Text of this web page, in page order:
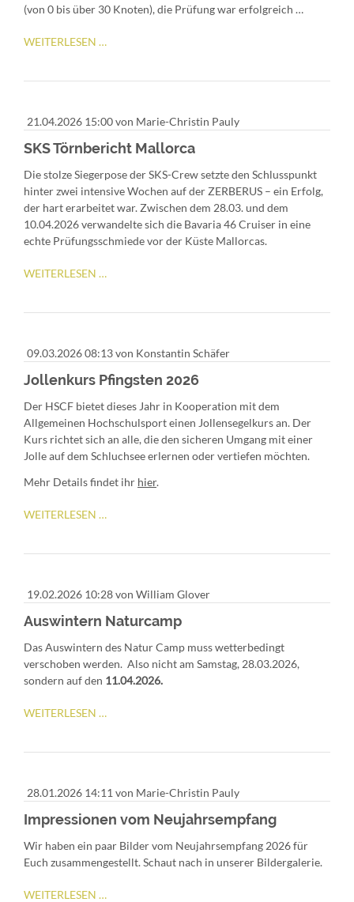
(von 0 bis über 30 Knoten), die Prüfung war erfolgreich …
WEITERLESEN …
21.04.2026 15:00von Marie-Christin Pauly
SKS Törnbericht Mallorca
Die stolze Siegerpose der SKS-Crew setzte den Schlusspunkt
hinter zwei intensive Wochen auf der ZERBERUS – ein Erfolg,
der hart erarbeitet war. Zwischen dem 28.03. und dem
10.04.2026 verwandelte sich die Bavaria 46 Cruiser in eine
echte Prüfungsschmiede vor der Küste Mallorcas.
WEITERLESEN …
09.03.2026 08:13von Konstantin Schäfer
Jollenkurs Pfingsten 2026
Der HSCF bietet dieses Jahr in Kooperation mit dem
Allgemeinen Hochschulsport einen Jollensegelkurs an. Der
Kurs richtet sich an alle, die den sicheren Umgang mit einer
Jolle auf dem Schluchsee erlernen oder vertiefen möchten.
Mehr Details findet ihr hier.
WEITERLESEN …
19.02.2026 10:28von William Glover
Auswintern Naturcamp
Das Auswintern des Natur Camp muss wetterbedingt
verschoben werden. Also nicht am Samstag, 28.03.2026,
sondern auf den 11.04.2026.
WEITERLESEN …
28.01.2026 14:11 von Marie-Christin Pauly
Impressionen vom Neujahrsempfang
Wir haben ein paar Bilder vom Neujahrsempfang 2026 für
Euch zusammengestellt. Schaut nach in unserer Bildergalerie.
WEITERLESEN …